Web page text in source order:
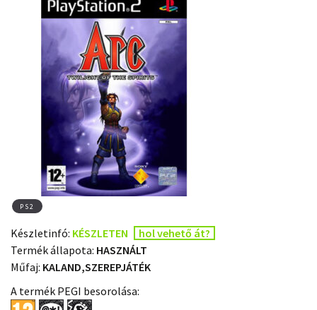
PS2
Készletinfó: KÉSZLETEN
hol vehető át?
Termék állapota: HASZNÁLT
Műfaj: KALAND,SZEREPJÁTÉK
A termék PEGI besorolása: